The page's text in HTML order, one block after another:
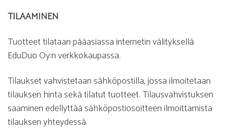
TILAAMINEN
Tuotteet tilataan pääasiassa internetin välityksellä
EduDuo Oy:n verkkokaupassa.
Tilaukset vahvistetaan sähköpostilla, jossa ilmoitetaan
tilauksen hinta sekä tilatut tuotteet. Tilausvahvistuksen
saaminen edellyttää sähköpostiosoitteen ilmoittamista
tilauksen yhteydessä.